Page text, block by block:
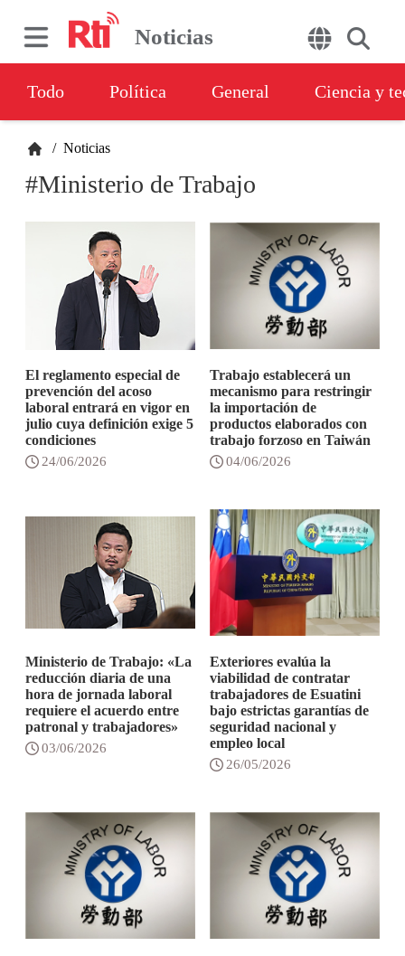
Noticias
Todo Política General Ciencia y
/ Noticias
#Ministerio de Trabajo
El reglamento especial de
prevención del acoso
laboral entrará en vigor en
julio cuya definición exige 5
condiciones
24/06/2026
Trabajo establecerá un
mecanismo para restringir
la importación de
productos elaborados con
trabajo forzoso en Taiwán
04/06/2026
Ministerio de Trabajo: «La
reducción diaria de una
hora de jornada laboral
requiere el acuerdo entre
patronal y trabajadores»
03/06/2026
Exteriores evalúa la
viabilidad de contratar
trabajadores de Esuatini
bajo estrictas garantías de
seguridad nacional y
empleo local
26/05/2026